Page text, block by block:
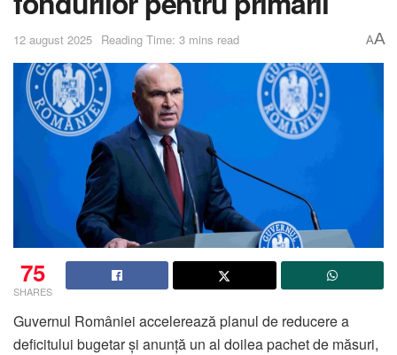
12 august 2025 Reading Time: 3 mins read AA
75
SHARES
Guvernul României accelerează planul de reducere a
deficitului bugetar și anunță un al doilea pachet de măsuri,